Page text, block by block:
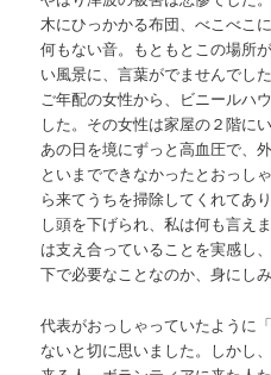
木にひっかかる布団、べこべこ
何もない音。もともとこの場所
い風景に、言葉がでませんでし
ご年配の女性から、ビニールハ
した。その女性は家屋の２階に
あの日を境にずっと高血圧で、
といまでできなかったとおっし
ら来てうちを掃除してくれてあ
し頭を下げられ、私は何も言え
は支え合っていることを実感し
下で必要なことなのか、身にしみ
代表がおっしゃっていたように
ないと切に思いました。しかし